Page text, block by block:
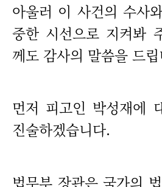
아울러 이 사건의 수사
중한 시선으로 지켜봐
께도 감사의 말씀을 드
먼저 피고인 박성재에
진술하겠습니다.
법무부 장관은 국가의